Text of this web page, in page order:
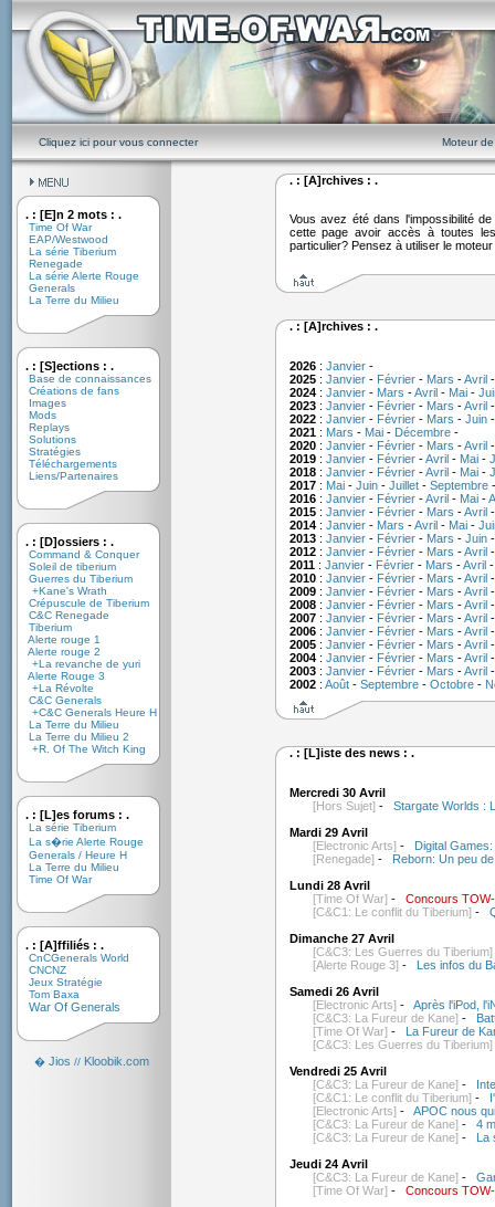
Cliquez ici pour vous connecter Moteur
. : [E]n 2 mots : .
Time Of War
EAP/Westwood
La série Tiberium
Renegade
La série Alerte Rouge
Generals
La Terre du Milieu
. : [S]ections : .
Base de connaissances
Créations de fans
Images
Mods
Replays
Solutions
Stratégies
Téléchargements
Liens/Partenaires
. : [D]ossiers : .
Command & Conquer
Soleil de tiberium
Guerres du Tiberium
+Kane's Wrath
Crépuscule de Tiberium
C&C Renegade
Tiberium
Alerte rouge 1
Alerte rouge 2
+La revanche de yuri
Alerte Rouge 3
+La Révolte
C&C Generals
+C&C Generals Heure H
La Terre du Milieu
La Terre du Milieu 2
+R. Of The Witch King
. : [L]es forums : .
La série Tiberium
La s�rie Alerte Rouge
Generals / Heure H
La Terre du Milieu
Time Of War
. : [A]ffiliés : .
CnCGenerals World
CNCNZ
Jeux Stratégie
Tom Baxa
War Of Generals
� Jios // Kloobik.com
. : [A]rchives : .
Vous avez été dans l'impossibilité
cette page avoir accès à toutes
particulier? Pensez à utiliser le
. : [A]rchives : .
2026: Janvier-
2025: Janvier- Février- Mars -Avril
2024: Janvier- Mars -Avril- Mai-
2023: Janvier- Février- Mars -Avril
2022: Janvier- Février- Mars - Juin
2021: Mars - Mai- Décembre-
2020: Janvier- Février- Mars -Avril
2019: Janvier- Février-Avril- Mai-
2018: Janvier- Février-Avril- Mai-
2017: Mai- Juin- Juillet- Septembre
2016: Janvier- Février-Avril- Mai-
2015: Janvier- Février- Mars -Avril
2014: Janvier- Mars -Avril- Mai-
2013: Janvier- Février- Mars - Juin
2012: Janvier- Février- Mars -Avril
2011: Janvier- Février- Mars -Avril
2010: Janvier- Février- Mars -Avril
2009: Janvier- Février- Mars -Avril
2008: Janvier- Février- Mars -Avril
2007: Janvier- Février- Mars -Avril
2006: Janvier- Février- Mars -Avril
2005: Janvier- Février- Mars -Avril
2004: Janvier- Février- Mars -Avril
2003: Janvier- Février- Mars -Avril
2002: Août- Septembre- Octobre-
. : [L]iste des news : .
Mercredi 30 Avril
[Hors Sujet] - Stargate Worlds :
Mardi 29 Avril
[Electronic Arts] -
Digital
[Renegade] -
Reborn: Un peu
Lundi 28 Avril
[Time Of War] - Concours
[C&C1: Le conflit du Tiberium] -
Dimanche 27 Avril
[C&C3: Les Guerres du Tiberium]
[Alerte Rouge 3] -
Les infos du
Samedi 26 Avril
[Electronic Arts] - Après l'iPod,
[C&C3: La Fureur de Kane] -
[Time Of War] -
La Fureur de
[C&C3: Les Guerres du Tiberium]
Vendredi 25 Avril
[C&C3: La Fureur de Kane] -
[C&C1: Le conflit du Tiberium] -
[Electronic Arts] - APOC nous
[C&C3: La Fureur de Kane] - 4
[C&C3: La Fureur de Kane] -
La
Jeudi 24 Avril
[C&C3: La Fureur de Kane] -
[Time Of War] - Concours